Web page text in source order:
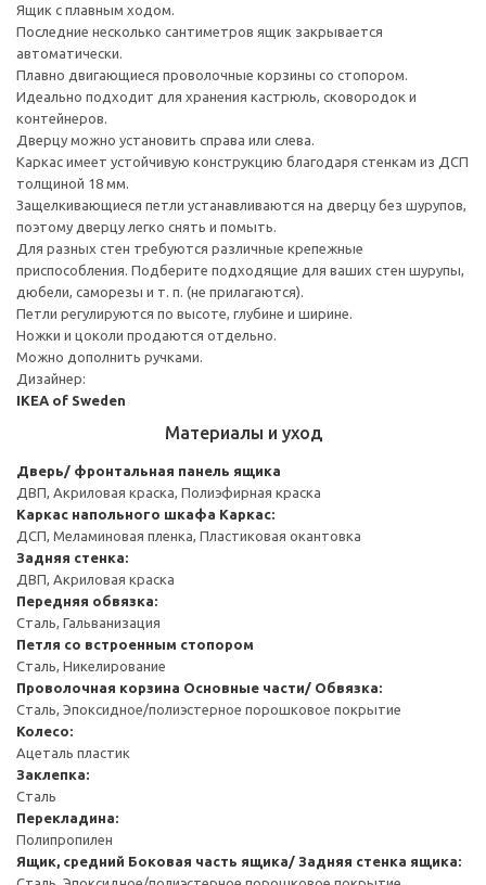
Ящик с плавным ходом.
Последние несколько сантиметров ящик закрывается
автоматически.
Плавно двигающиеся проволочные корзины со стопором.
Идеально подходит для хранения кастрюль, сковородок и
контейнеров.
Дверцу можно установить справа или слева.
Каркас имеет устойчивую конструкцию благодаря стенкам из ДСП
толщиной 18 мм.
Защелкивающиеся петли устанавливаются на дверцу без шурупов,
поэтому дверцу легко снять и помыть.
Для разных стен требуются различные крепежные
приспособления. Подберите подходящие для ваших стен шурупы,
дюбели, саморезы и т. п. (не прилагаются).
Петли регулируются по высоте, глубине и ширине.
Ножки и цоколи продаются отдельно.
Можно дополнить ручками.
Дизайнер:
IKEA of Sweden
Материалы и уход
Дверь/ фронтальная панель ящика
ДВП, Акриловая краска, Полиэфирная краска
Каркас напольного шкафа Каркас:
ДСП, Меламиновая пленка, Пластиковая окантовка
Задняя стенка:
ДВП, Акриловая краска
Передняя обвязка:
Сталь, Гальванизация
Петля со встроенным стопором
Сталь, Никелирование
Проволочная корзина Основные части/ Обвязка:
Сталь, Эпоксидное/полиэстерное порошковое покрытие
Колесо:
Ацеталь пластик
Заклепка:
Сталь
Перекладина:
Полипропилен
Ящик, средний Боковая часть ящика/ Задняя стенка ящика: